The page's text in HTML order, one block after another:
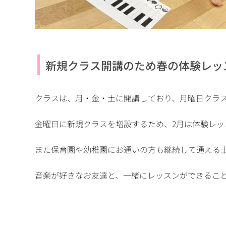
新規クラス開講のため春の体験レ
クラスは、月・金・土に開講しており、月曜日クラ
金曜日に新規クラスを増設するため、2月は体験レ
また保育園や幼稚園にお通いの方も継続して通え
音楽が好きなお友達と、一緒にレッスンができるこ